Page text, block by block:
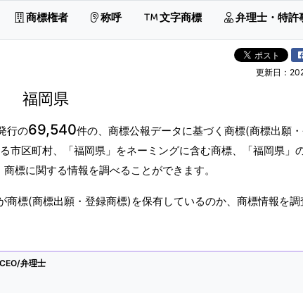
商標権者 称呼 文字商標 弁理士・特許
更新日：
福岡県
行の69,540件の、商標公報データに基づく商標(商標出願
市区町村、「福岡県」をネーミングに含む商標、「福岡県」
標に関する情報を調べることができます。
標(商標出願・登録商標)を保有しているのか、商標情報を調
弁理士